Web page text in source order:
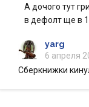
А дочого тут
в дефолт ще в
yarg
6 апреля
Сберкнижки